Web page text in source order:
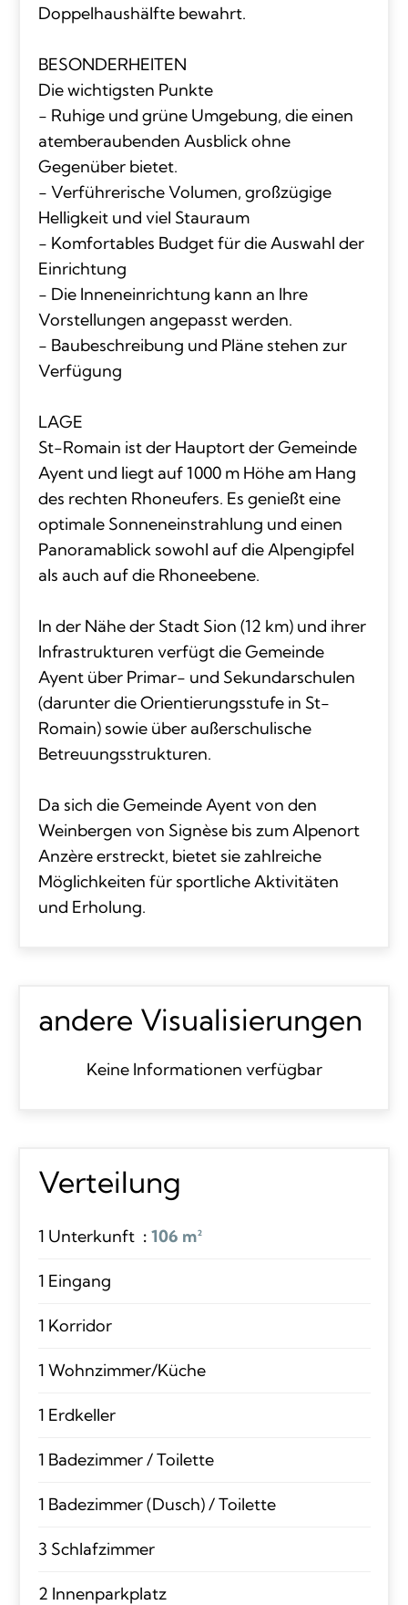
Doppelhaushälfte bewahrt.
BESONDERHEITEN
Die wichtigsten Punkte
- Ruhige und grüne Umgebung, die einen
atemberaubenden Ausblick ohne
Gegenüber bietet.
- Verführerische Volumen, großzügige
Helligkeit und viel Stauraum
- Komfortables Budget für die Auswahl der
Einrichtung
- Die Inneneinrichtung kann an Ihre
Vorstellungen angepasst werden.
- Baubeschreibung und Pläne stehen zur
Verfügung
LAGE
St-Romain ist der Hauptort der Gemeinde
Ayent und liegt auf 1000 m Höhe am Hang
des rechten Rhoneufers. Es genießt eine
optimale Sonneneinstrahlung und einen
Panoramablick sowohl auf die Alpengipfel
als auch auf die Rhoneebene.
In der Nähe der Stadt Sion (12 km) und ihrer
Infrastrukturen verfügt die Gemeinde
Ayent über Primar- und Sekundarschulen
(darunter die Orientierungsstufe in St-
Romain) sowie über außerschulische
Betreuungsstrukturen.
Da sich die Gemeinde Ayent von den
Weinbergen von Signèse bis zum Alpenort
Anzère erstreckt, bietet sie zahlreiche
Möglichkeiten für sportliche Aktivitäten
und Erholung.
andere Visualisierungen
Keine Informationen verfügbar
Verteilung
1 Unterkunft 106 m²
1 Eingang
1 Korridor
1 Wohnzimmer/Küche
1 Erdkeller
1 Badezimmer / Toilette
1 Badezimmer (Dusch) / Toilette
3 Schlafzimmer
2 Innenparkplatz